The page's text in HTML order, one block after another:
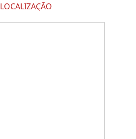
LOCALIZAÇÃO